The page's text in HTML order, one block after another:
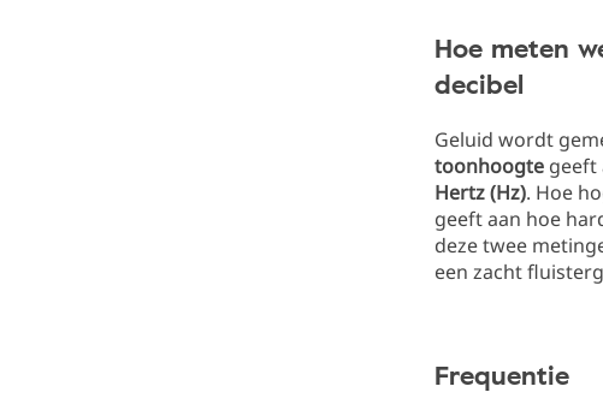
Hoe meten
decibel
Geluid wordt
toonhoogte geeft
Hertz (Hz). Hoe
geeft aan hoe
deze twee
een zacht
Frequentie